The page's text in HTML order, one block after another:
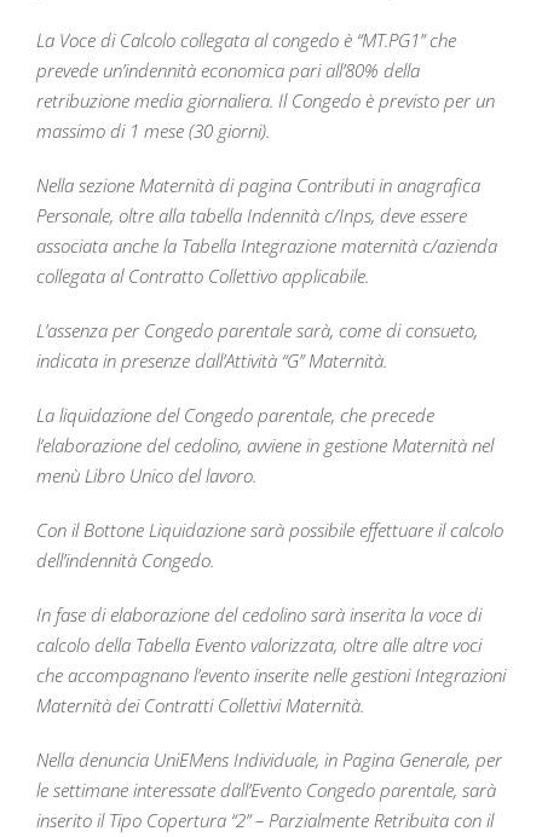
La Voce di Calcolo collegata al congedo è “MT.PG1” che
prevede un’indennità economica pari all’80% della
retribuzione media giornaliera. Il Congedo è previsto per un
massimo di 1 mese (30 giorni).
Nella sezione Maternità di pagina Contributi in anagrafica
Personale, oltre alla tabella Indennità c/Inps, deve essere
associata anche la Tabella Integrazione maternità c/azienda
collegata al Contratto Collettivo applicabile.
L’assenza per Congedo parentale sarà, come di consueto,
indicata in presenze dall’Attività “G” Maternità.
La liquidazione del Congedo parentale, che precede
l’elaborazione del cedolino, avviene in gestione Maternità nel
menù Libro Unico del lavoro.
Con il Bottone Liquidazione sarà possibile effettuare il calcolo
dell’indennità Congedo.
In fase di elaborazione del cedolino sarà inserita la voce di
calcolo della Tabella Evento valorizzata, oltre alle altre voci
che accompagnano l’evento inserite nelle gestioni Integrazioni
Maternità dei Contratti Collettivi Maternità.
Nella denuncia UniEMens Individuale, in Pagina Generale, per
le settimane interessate dall’Evento Congedo parentale, sarà
inserito il Tipo Copertura “2” – Parzialmente Retribuita con il